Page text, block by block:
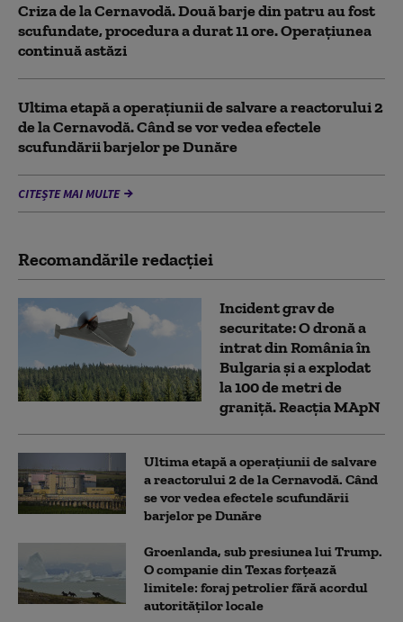
Criza de la Cernavodă. Două barje din patru au fost
scufundate, procedura a durat 11 ore. Operațiunea
continuă astăzi
Ultima etapă a operațiunii de salvare a reactorului 2
de la Cernavodă. Când se vor vedea efectele
scufundării barjelor pe Dunăre
CITEȘTE MAI MULTE
Recomandările redacţiei
Incident grav de
securitate: O dronă a
intrat din România în
Bulgaria şi a explodat
la 100 de metri de
graniţă. Reacția MApN
Ultima etapă a operațiunii de salvare
a reactorului 2 de la Cernavodă. Când
se vor vedea efectele scufundării
barjelor pe Dunăre
Groenlanda, sub presiunea lui Trump.
O companie din Texas forțează
limitele: foraj petrolier fără acordul
autorităților locale